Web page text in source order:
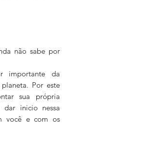
não sabe por
importante da
Por este
sua própria
dar inicio nessa
você e com os